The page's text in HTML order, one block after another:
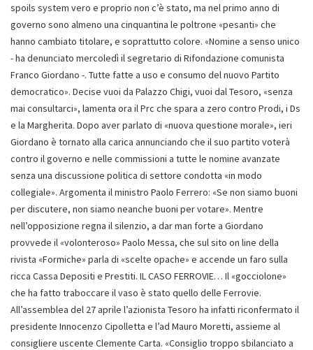
spoils system vero e proprio non c’è stato, ma nel primo anno di
governo sono almeno una cinquantina le poltrone «pesanti» che
hanno cambiato titolare, e soprattutto colore. «Nomine a senso unico
- ha denunciato mercoledì il segretario di Rifondazione comunista
Franco Giordano -. Tutte fatte a uso e consumo del nuovo Partito
democratico». Decise vuoi da Palazzo Chigi, vuoi dal Tesoro, «senza
mai consultarci», lamenta ora il Prc che spara a zero contro Prodi, i Ds
e la Margherita. Dopo aver parlato di «nuova questione morale», ieri
Giordano è tornato alla carica annunciando che il suo partito voterà
contro il governo e nelle commissioni a tutte le nomine avanzate
senza una discussione politica di settore condotta «in modo
collegiale». Argomenta il ministro Paolo Ferrero: «Se non siamo buoni
per discutere, non siamo neanche buoni per votare». Mentre
nell’opposizione regna il silenzio, a dar man forte a Giordano
provvede il «volonteroso» Paolo Messa, che sul sito on line della
rivista «Formiche» parla di «scelte opache» e accende un faro sulla
ricca Cassa Depositi e Prestiti. IL CASO FERROVIE… Il «gocciolone»
che ha fatto traboccare il vaso è stato quello delle Ferrovie.
All’assemblea del 27 aprile l’azionista Tesoro ha infatti riconfermato il
presidente Innocenzo Cipolletta e l’ad Mauro Moretti, assieme al
consigliere uscente Clemente Carta. «Consiglio troppo sbilanciato a